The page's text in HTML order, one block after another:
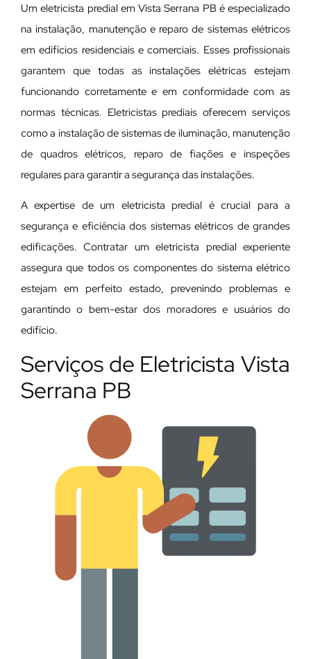
Um eletricista predial em Vista Serrana PB é especializado
na instalação, manutenção e reparo de sistemas elétricos
em edifícios residenciais e comerciais. Esses profissionais
garantem que todas as instalações elétricas estejam
funcionando corretamente e em conformidade com as
normas técnicas. Eletricistas prediais oferecem serviços
como a instalação de sistemas de iluminação, manutenção
de quadros elétricos, reparo de fiações e inspeções
regulares para garantir a segurança das instalações.
A expertise de um eletricista predial é crucial para a
segurança e eficiência dos sistemas elétricos de grandes
edificações. Contratar um eletricista predial experiente
assegura que todos os componentes do sistema elétrico
estejam em perfeito estado, prevenindo problemas e
garantindo o bem-estar dos moradores e usuários do
edifício.
Serviços de Eletricista Vista
Serrana PB